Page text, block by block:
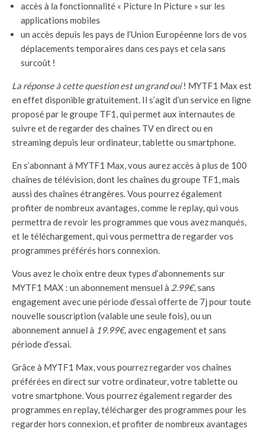
accès à la fonctionnalité « Picture In Picture » sur les
applications mobiles
un accès depuis les pays de l’Union Européenne lors de vos
déplacements temporaires dans ces pays et cela sans
surcoût !
La réponse à cette question est un grand oui! MYTF1 Max est
en effet disponible gratuitement. Il s’agit d’un service en ligne
proposé par le groupe TF1, qui permet aux internautes de
suivre et de regarder des chaînes TV en direct ou en
streaming depuis leur ordinateur, tablette ou smartphone.
En s’abonnant à MYTF1 Max, vous aurez accès à plus de 100
chaînes de télévision, dont les chaînes du groupe TF1, mais
aussi des chaînes étrangères. Vous pourrez également
profiter de nombreux avantages, comme le replay, qui vous
permettra de revoir les programmes que vous avez manqués,
et le téléchargement, qui vous permettra de regarder vos
programmes préférés hors connexion.
Vous avez le choix entre deux types d’abonnements sur
MYTF1 MAX : un abonnement mensuel à 2.99€, sans
engagement avec une période d’essai offerte de 7j pour toute
nouvelle souscription (valable une seule fois), ou un
abonnement annuel à 19.99€,avec engagement et sans
période d’essai.
Grâce à MYTF1 Max, vous pourrez regarder vos chaînes
préférées en direct sur votre ordinateur, votre tablette ou
votre smartphone. Vous pourrez également regarder des
programmes en replay, télécharger des programmes pour les
regarder hors connexion, et profiter de nombreux avantages